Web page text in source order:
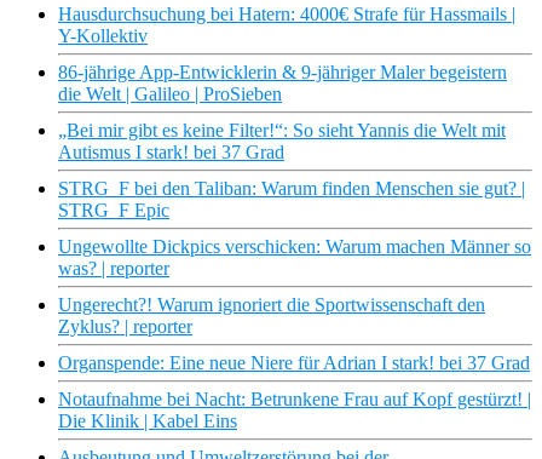
Hausdurchsuchung bei Hatern: 4000€ Strafe für Hassmails |
Y-Kollektiv
86-jährige App-Entwicklerin & 9-jähriger Maler begeistern
die Welt | Galileo | ProSieben
„Bei mir gibt es keine Filter!“: So sieht Yannis die Welt mit
Autismus I stark! bei 37 Grad
STRG_F bei den Taliban: Warum finden Menschen sie gut? |
STRG_F Epic
Ungewollte Dickpics verschicken: Warum machen Männer so
was? | reporter
Ungerecht?! Warum ignoriert die Sportwissenschaft den
Zyklus? | reporter
Organspende: Eine neue Niere für Adrian I stark! bei 37 Grad
Notaufnahme bei Nacht: Betrunkene Frau auf Kopf gestürzt! |
Die Klinik | Kabel Eins